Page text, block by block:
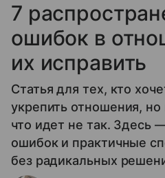
7
ошибок в
их исправить
Статья для тех, кто
укрепить отношения, но
что идет не так. Здесь
ошибок и практичные
без радикальных